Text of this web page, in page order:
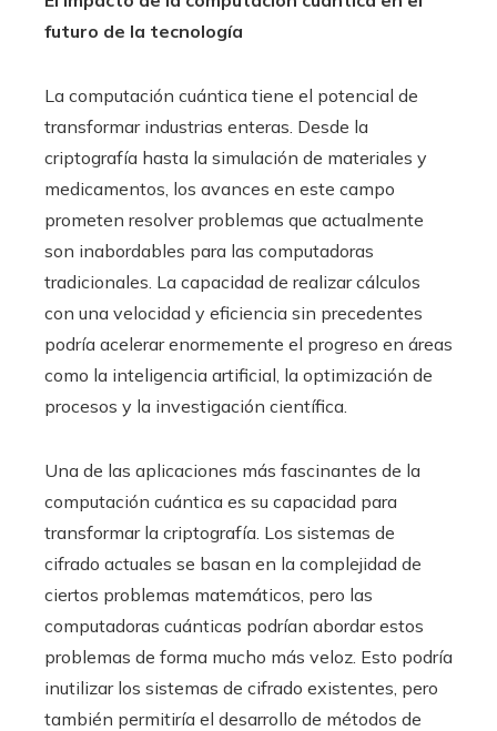
futuro de la tecnología
La computación cuántica tiene el potencial de
transformar industrias enteras. Desde la
criptografía hasta la simulación de materiales y
medicamentos, los avances en este campo
prometen resolver problemas que actualmente
son inabordables para las computadoras
tradicionales. La capacidad de realizar cálculos
con una velocidad y eficiencia sin precedentes
podría acelerar enormemente el progreso en áreas
como la inteligencia artificial, la optimización de
procesos y la investigación científica.
Una de las aplicaciones más fascinantes de la
computación cuántica es su capacidad para
transformar la criptografía. Los sistemas de
cifrado actuales se basan en la complejidad de
ciertos problemas matemáticos, pero las
computadoras cuánticas podrían abordar estos
problemas de forma mucho más veloz. Esto podría
inutilizar los sistemas de cifrado existentes, pero
también permitiría el desarrollo de métodos de